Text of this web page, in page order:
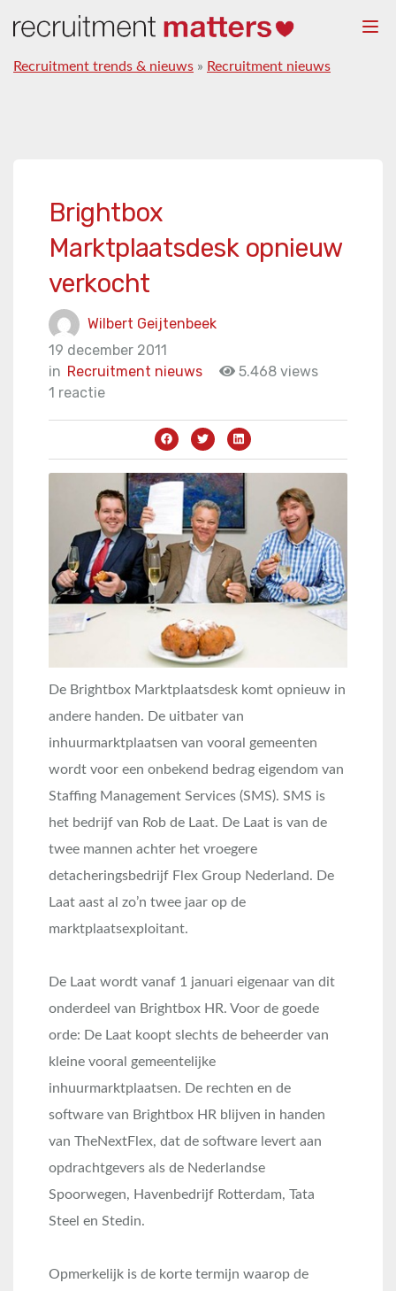
Recruitment trends & nieuws » Recruitment nieuws
Brightbox
Marktplaatsdesk opnieuw
verkocht
Wilbert Geijtenbeek
19 december 2011
in Recruitment nieuws
5.468 views
1 reactie
De Brightbox Marktplaatsdesk komt opnieuw in
andere handen. De uitbater van
inhuurmarktplaatsen van vooral gemeenten
wordt voor een onbekend bedrag eigendom van
Staffing Management Services (SMS). SMS is
het bedrijf van Rob de Laat. De Laat is van de
twee mannen achter het vroegere
detacheringsbedrijf Flex Group Nederland. De
Laat aast al zo’n twee jaar op de
marktplaatsexploitant.
De Laat wordt vanaf 1 januari eigenaar van dit
onderdeel van Brightbox HR. Voor de goede
orde: De Laat koopt slechts de beheerder van
kleine vooral gemeentelijke
inhuurmarktplaatsen. De rechten en de
software van Brightbox HR blijven in handen
van TheNextFlex, dat de software levert aan
opdrachtgevers als de Nederlandse
Spoorwegen, Havenbedrijf Rotterdam, Tata
Steel en Stedin.
Opmerkelijk is de korte termijn waarop de